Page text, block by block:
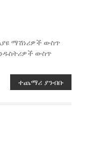
ማሽነሪዎች ውስጥ
ውስጥ
ተጨማሪ ያንብቡ